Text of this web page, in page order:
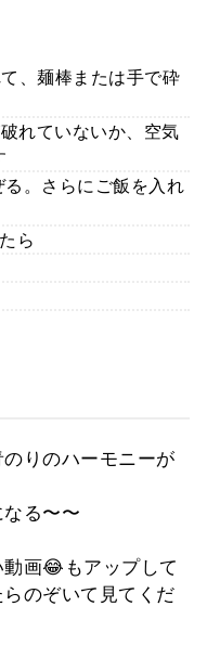
、麺棒または手で砕
れていないか、空気
。さらにご飯を入れ
ら
りのハーモニーが
る〜〜
画😂もアップして
のぞいて見てくだ